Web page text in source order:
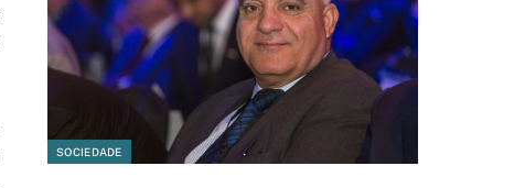
SOCIEDADE